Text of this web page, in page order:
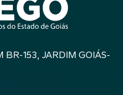
BR-153, JARDIM GOIÁS-